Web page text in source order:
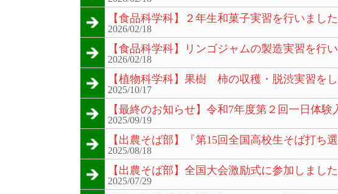
【食品科学科】２年生和菓子実習を行いました
2026/02/18
【食品科学科】リンゴジャムの製造実習を行い
2026/02/18
【植物科学科】果樹 柿の収穫・脱渋実習を
2025/10/17
【最終のお知らせ】令和7年度第２回一日体験
2025/09/19
【出農そば部】『第15回全国高校生そば打ち
2025/08/18
【出農そば部】全国大会激励式に参加しました
2025/07/29